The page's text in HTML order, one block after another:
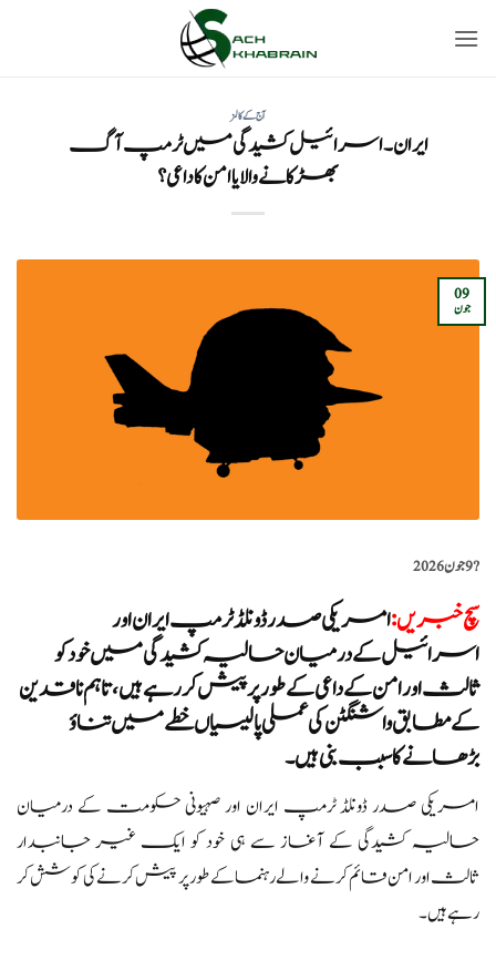
آج کے کالمز
ایران۔اسرائیل کشیدگی میں ٹرمپ آگ
بھڑکانے والا یا امن کا داعی؟
09
جون
?️9 جون 2026
سچ خبریں:امریکی صدر ڈونلڈ ٹرمپ ایران اور
اسرائیل کے درمیان حالیہ کشیدگی میں خود کو
ثالث اور امن کے داعی کے طور پر پیش کر رہے ہیں، تاہم ناقدین
کے مطابق واشنگٹن کی عملی پالیسیاں خطے میں تناؤ
بڑھانے کا سبب بنی ہیں ۔
امریکی صدر ڈونلڈ ٹرمپ ایران اور صہیونی حکومت کے درمیان
حالیہ کشیدگی کے آغاز سے ہی خود کو ایک غیر جانبدار
ثالث اور امن قائم کرنے والے رہنما کے طور پر پیش کرنے کی کوشش کر
رہے ہیں۔